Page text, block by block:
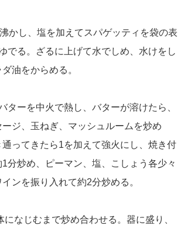
かし、塩を加えてスパゲッティを袋の表
でる。ざるに上げて水でしめ、水けをし
油をからめる。
ターを中火で熱し、バターが溶けたら、
ジ、玉ねぎ、マッシュルームを炒め
ってきたら1を加えて強火にし、焼き付
分炒め、ピーマン、塩、こしょう各少々
インを振り入れて約2分炒める。
なじむまで炒め合わせる。器に盛り、